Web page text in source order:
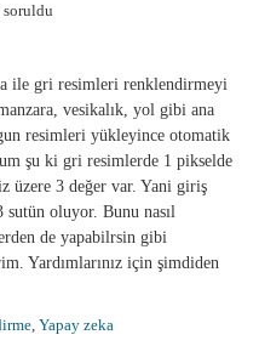
soruldu
ile gri resimleri renklendirmeyi
vesikalık, yol gibi ana
resimleri yükleyince otomatik
şu ki gri resimlerde 1 pikselde
üzere 3 değer var. Yani giriş
sutün oluyor. Bunu nasıl
de yapabilrsin gibi
Yardımlarınız için şimdiden
, Yapay zeka